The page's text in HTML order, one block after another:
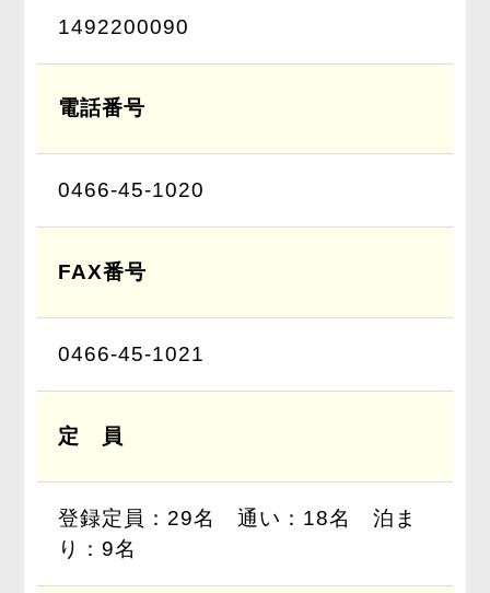
1492200090
電話番号
0466-45-1020
FAX番号
0466-45-1021
定 員
登録定員：29名 通い：18名 泊ま
り：9名